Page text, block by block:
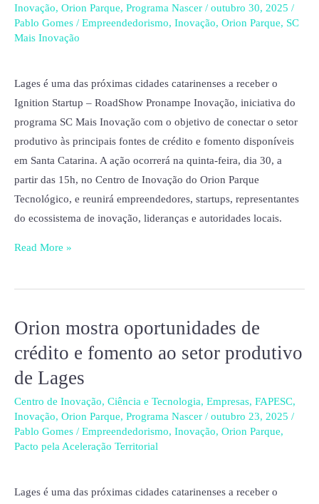
Inovação, Orion Parque, Programa Nascer / outubro 30, 2025 /
Pablo Gomes / Empreendedorismo, Inovação, Orion Parque, SC
Mais Inovação
Lages é uma das próximas cidades catarinenses a receber o
Ignition Startup – RoadShow Pronampe Inovação, iniciativa do
programa SC Mais Inovação com o objetivo de conectar o setor
produtivo às principais fontes de crédito e fomento disponíveis
em Santa Catarina. A ação ocorrerá na quinta-feira, dia 30, a
partir das 15h, no Centro de Inovação do Orion Parque
Tecnológico, e reunirá empreendedores, startups, representantes
do ecossistema de inovação, lideranças e autoridades locais.
de
do
Estado
Read More »
Orion mostra oportunidades de
crédito e fomento ao setor produtivo
de Lages
Centro de Inovação, Ciência e Tecnologia, Empresas, FAPESC,
Inovação, Orion Parque, Programa Nascer / outubro 23, 2025 /
Pablo Gomes / Empreendedorismo, Inovação, Orion Parque,
Pacto pela Aceleração Territorial
Lages é uma das próximas cidades catarinenses a receber o
Orion
mostra
oportunidades
de
crédito
e
produtivo